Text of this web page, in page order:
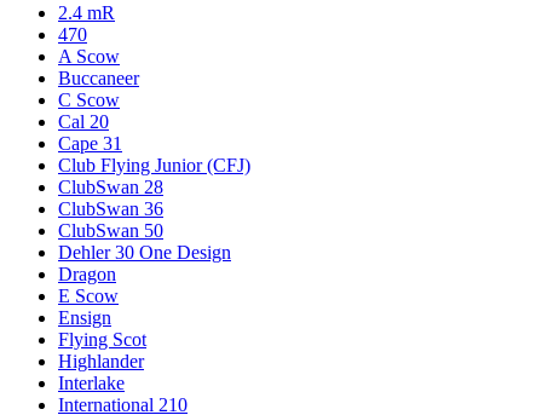
2.4 mR
470
A Scow
Buccaneer
C Scow
Cal 20
Cape 31
Club Flying Junior (CFJ)
ClubSwan 28
ClubSwan 36
ClubSwan 50
Dehler 30 One Design
Dragon
E Scow
Ensign
Flying Scot
Highlander
Interlake
International 210